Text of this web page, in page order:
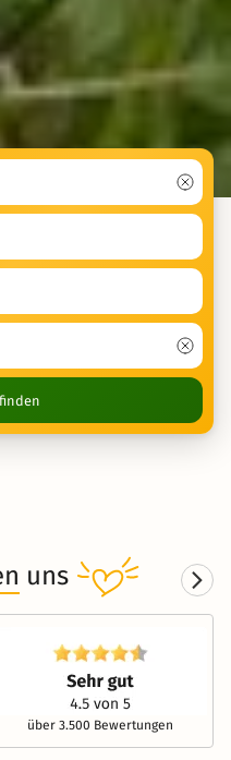
uns
über 3.500 Bewertungen